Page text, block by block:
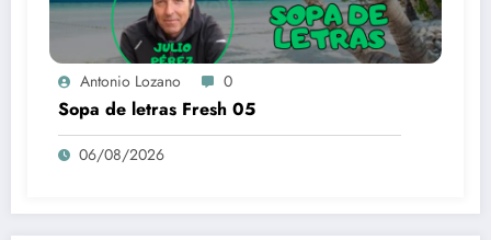
Antonio Lozano 0
Sopa de letras Fresh 05
06/08/2026